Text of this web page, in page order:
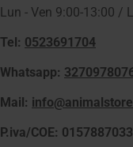
Lun - Ven 9:00-13:00 /
Tel: 0523691704
Whatsapp:
Mail:
P.iva/COE: